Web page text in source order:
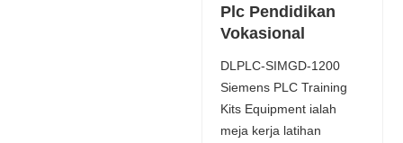
Plc Pendidikan
Vokasional
DLPLC-SIMGD-1200
Siemens PLC Training
Kits Equipment ialah
meja kerja latihan